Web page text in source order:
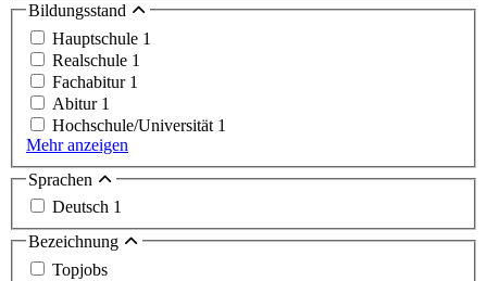
Bildungsstand
Hauptschule 1
Realschule 1
Fachabitur 1
Abitur 1
Hochschule/Universität 1
Mehr anzeigen
Sprachen
Deutsch 1
Bezeichnung
Topjobs